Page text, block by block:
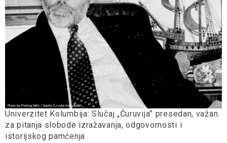
Univerzitet Kolumbija: Slučaj „Ćuruvija” presedan, važan
za pitanja slobode izražavanja, odgovornosti i
istorijskog pamćenja